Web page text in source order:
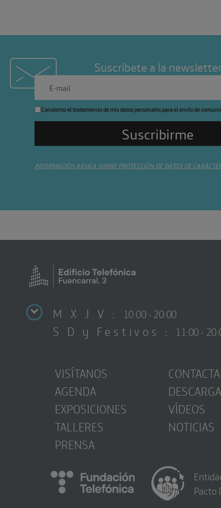
Suscríbete a la
Consiento el tratamiento de mis datos personales para el envío de
INFORMACIÓN BÁSICA SOBRE PROTECCIÓN DE DATOS DE
M X J V : 10:00 - 20:00
S D y Festivos : 11:00 -
VISÍTANOS
AGENDA
EXPOSICIONES
TALLERES
PRENSA
CONTACTA
VÍDEOS
NOTICIAS
Pacto